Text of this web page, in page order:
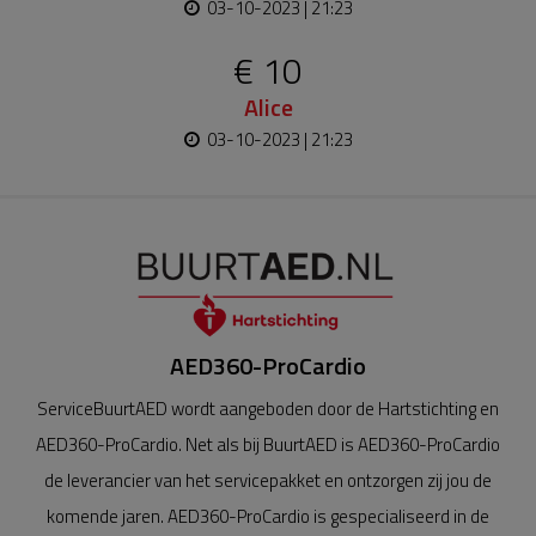
03-10-2023 | 21:23
€ 10
Alice
03-10-2023 | 21:23
AED360-ProCardio
ServiceBuurtAED wordt aangeboden door de Hartstichting en
AED360-ProCardio. Net als bij BuurtAED is AED360-ProCardio
de leverancier van het servicepakket en ontzorgen zij jou de
komende jaren. AED360-ProCardio is gespecialiseerd in de